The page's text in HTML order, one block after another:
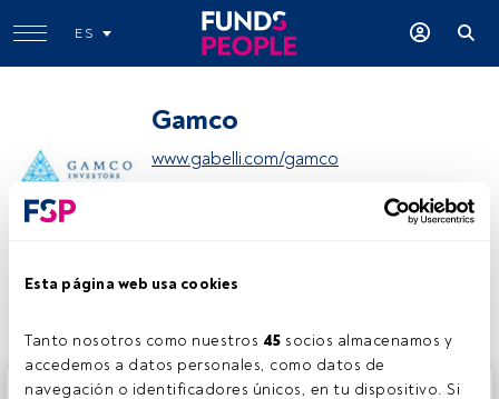
Esta página web usa cookies
Tanto nosotros como nuestros 45 socios almacenamos y
accedemos a datos personales, como datos de
navegación o identificadores únicos, en tu dispositivo. Si
ES
Gamco
www.gabelli.com/gamco
Este es un artículo exclusivo para los usuarios registrados